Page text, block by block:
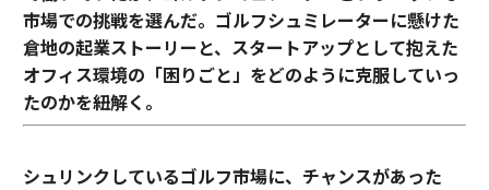
市場での挑戦を選んだ。ゴルフシュミレーターに懸けた
倉地の起業ストーリーと、スタートアップとして抱えた
オフィス環境の「困りごと」をどのように克服していっ
たのかを紐解く。
シュリンクしているゴルフ市場に、チャンスがあった